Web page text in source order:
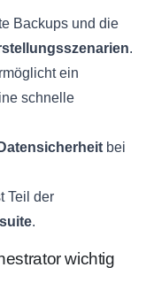
Backups und die
.
ein
schnelle
Datensicherheit bei
Teil der
.
wichtig